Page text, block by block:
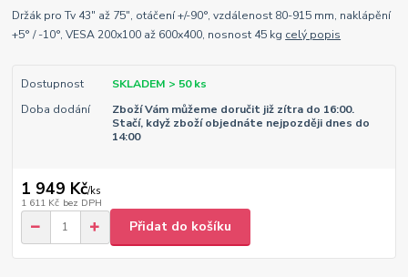
Držák pro Tv 43" až 75", otáčení +/-90°, vzdálenost 80-915 mm, naklápění
+5° / -10°, VESA 200x100 až 600x400, nosnost 45 kg celý popis
Dostupnost
SKLADEM > 50 ks
Doba dodání
Zboží Vám můžeme doručit již zítra do 16:00.
Stačí, když zboží objednáte nejpozději dnes do
14:00
1 949 Kč/ks
1 611 Kč bez DPH
Přidat do košíku